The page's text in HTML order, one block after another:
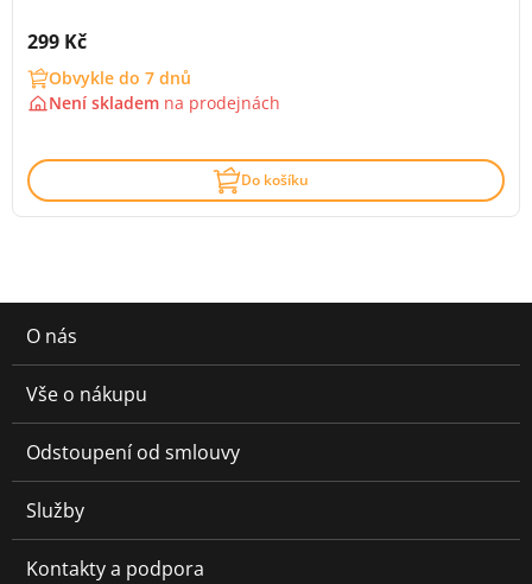
Cena s DPH:
299 Kč
Obvykle do 7 dnů
Není skladem na prodejnách
Do košíku
O nás
Vše o nákupu
Odstoupení od smlouvy
Služby
Kontakty a podpora